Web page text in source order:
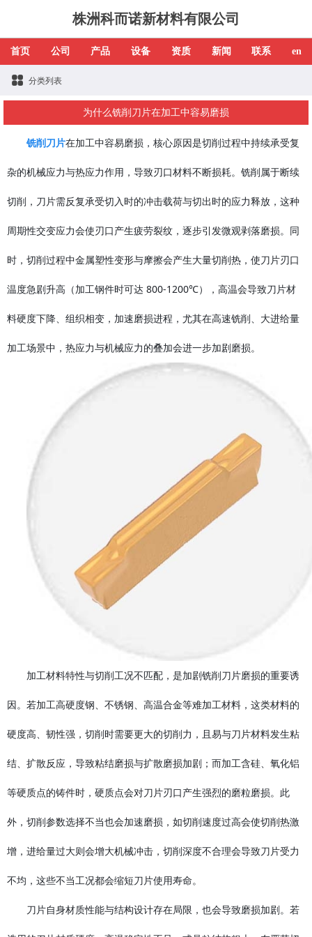
株洲科而诺新材料有限公司
首页 公司 产品 设备 资质 新闻 联系 en
分类列表
为什么铣削刀片在加工中容易磨损
铣削刀片在加工中容易磨损，核心原因是切削过程中持续承受复
杂的机械应力与热应力作用，导致刃口材料不断损耗。铣削属于断续
切削，刀片需反复承受切入时的冲击载荷与切出时的应力释放，这种
周期性交变应力会使刃口产生疲劳裂纹，逐步引发微观剥落磨损。同
时，切削过程中金属塑性变形与摩擦会产生大量切削热，使刀片刃口
温度急剧升高（加工钢件时可达 800-1200℃），高温会导致刀片材
料硬度下降、组织相变，加速磨损进程，尤其在高速铣削、大进给量
加工场景中，热应力与机械应力的叠加会进一步加剧磨损。
加工材料特性与切削工况不匹配，是加剧铣削刀片磨损的重要诱
因。若加工高硬度钢、不锈钢、高温合金等难加工材料，这类材料的
硬度高、韧性强，切削时需要更大的切削力，且易与刀片材料发生粘
结、扩散反应，导致粘结磨损与扩散磨损加剧；而加工含硅、氧化铝
等硬质点的铸件时，硬质点会对刀片刃口产生强烈的磨粒磨损。此
外，切削参数选择不当也会加速磨损，如切削速度过高会使切削热激
增，进给量过大则会增大机械冲击，切削深度不合理会导致刀片受力
不均，这些不当工况都会缩短刀片使用寿命。
刀片自身材质性能与结构设计存在局限，也会导致磨损加剧。若